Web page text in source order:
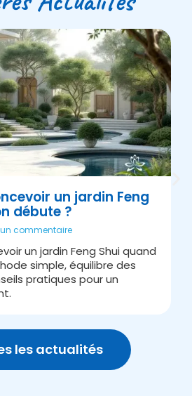
un jardin Feng
débute ?
commentaire
un jardin Feng Shui quand
simple, équilibre des
pratiques pour un
les actualités